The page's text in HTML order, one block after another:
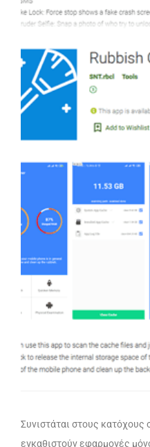
Συνιστάται στους
εγκαθιστούν εφαρμογές